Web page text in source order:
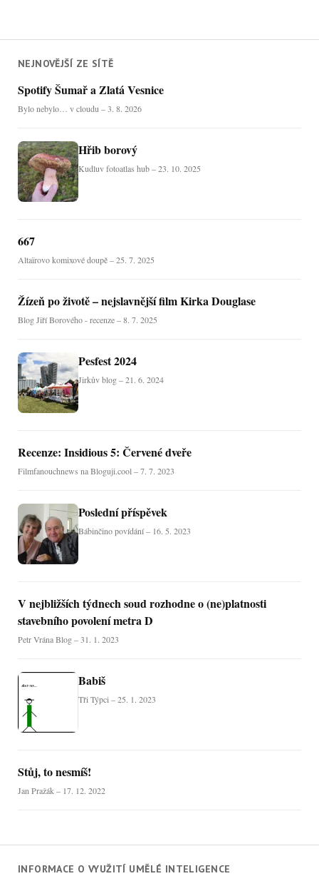
NEJNOVĚJŠÍ ZE SÍTĚ
Spotify Šumař a Zlatá Vesnice
Bylo nebylo… v cloudu – 3. 8. 2026
Hřib borový
Kudluv fotoatlas hub – 23. 10. 2025
667
Altaïrovo komixové doupě – 25. 7. 2025
Žízeň po životě – nejslavnější film Kirka Douglase
Blog Jiří Borového - recenze – 8. 7. 2025
Pesfest 2024
Jirkův blog – 21. 6. 2024
Recenze: Insidious 5: Červené dveře
Filmfanouchnews na Bloguji.cool – 7. 7. 2023
Poslední příspěvek
Bábinčino povídání – 16. 5. 2023
V nejbližších týdnech soud rozhodne o (ne)platnosti
stavebního povolení metra D
Petr Vrána Blog – 31. 1. 2023
Babiš
Tři Týpci – 25. 1. 2023
Stůj, to nesmíš!
Jan Pražák – 17. 12. 2022
INFORMACE O VYUŽITÍ UMĚLÉ INTELIGENCE